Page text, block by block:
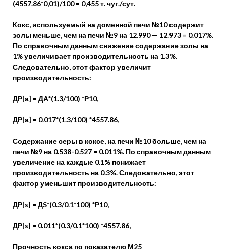
(4557.86*0,01)/100 = 0,455 т. чуг./сут.
Кокс, используемый на доменной печи №10 содержит
золы меньше, чем на печи №9 на 12.990 — 12.973 = 0.017%.
По справочным данным снижение содержание золы на
1% увеличивает производительность на 1.3%.
Следовательно, этот фактор увеличит
производительность:
ДР[а] = ДА*(1.3/100) *Р10,
ДР[а] = 0.017*(1.3/100) *4557.86,
Содержание серы в коксе, на печи №10 больше, чем на
печи №9 на 0.538-0.527 = 0.011%. По справочным данным
увеличение на каждые 0.1% понижает
производительность на 0.3%. Следовательно, этот
фактор уменьшит производительность:
ДР[s] = ДS*(0.3/0.1*100) *Р10,
ДР[s] = 0.011*(0.3/0.1*100) *4557.86,
Прочность кокса по показателю М25